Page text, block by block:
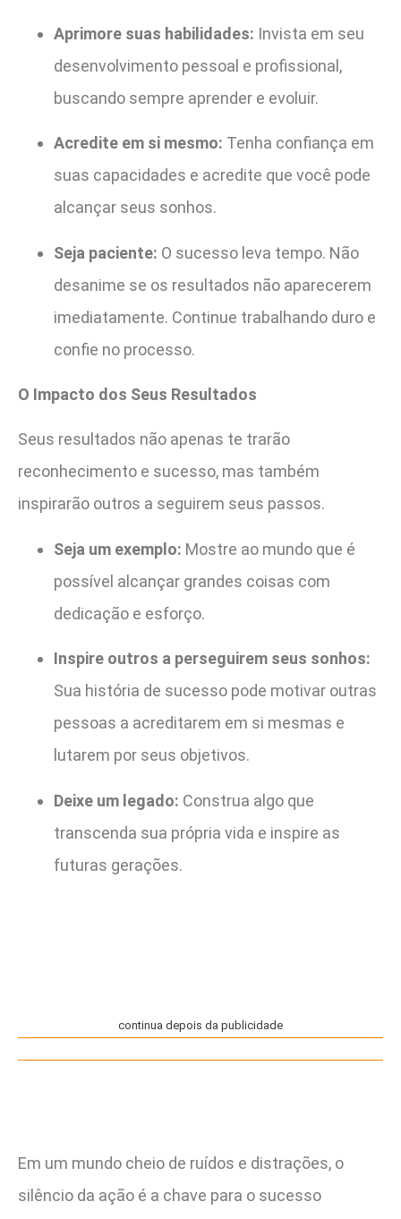
Aprimore suas habilidades: Invista em seu
desenvolvimento pessoal e profissional,
buscando sempre aprender e evoluir.
Acredite em si mesmo: Tenha confiança em
suas capacidades e acredite que você pode
alcançar seus sonhos.
Seja paciente: O sucesso leva tempo. Não
desanime se os resultados não aparecerem
imediatamente. Continue trabalhando duro e
confie no processo.
O Impacto dos Seus Resultados
Seus resultados não apenas te trarão
reconhecimento e sucesso, mas também
inspirarão outros a seguirem seus passos.
Seja um exemplo: Mostre ao mundo que é
possível alcançar grandes coisas com
dedicação e esforço.
Inspire outros a perseguirem seus sonhos:
Sua história de sucesso pode motivar outras
pessoas a acreditarem em si mesmas e
lutarem por seus objetivos.
Deixe um legado: Construa algo que
transcenda sua própria vida e inspire as
futuras gerações.
continua depois da publicidade
Em um mundo cheio de ruídos e distrações, o
silêncio da ação é a chave para o sucesso